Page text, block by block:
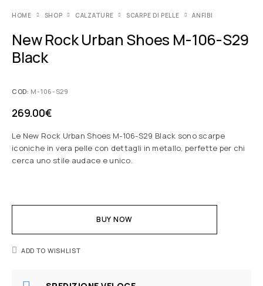
HOME SHOP CALZATURE SCARPE DI PELLE ANFIBI
New Rock Urban Shoes M-106-S29
Black
COD: M-106-S29
269.00€
Le New Rock Urban Shoes M-106-S29 Black sono scarpe
iconiche in vera pelle con dettagli in metallo, perfette per chi
cerca uno stile audace e unico.
BUY NOW
ADD TO WISHLIST